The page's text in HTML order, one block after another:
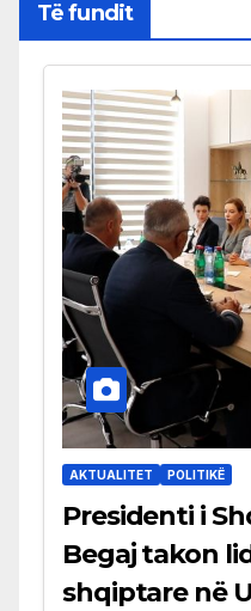
Të fundit
AKTUALITET POLITIKË
Presidenti i
Begaj takon
shqiptare në